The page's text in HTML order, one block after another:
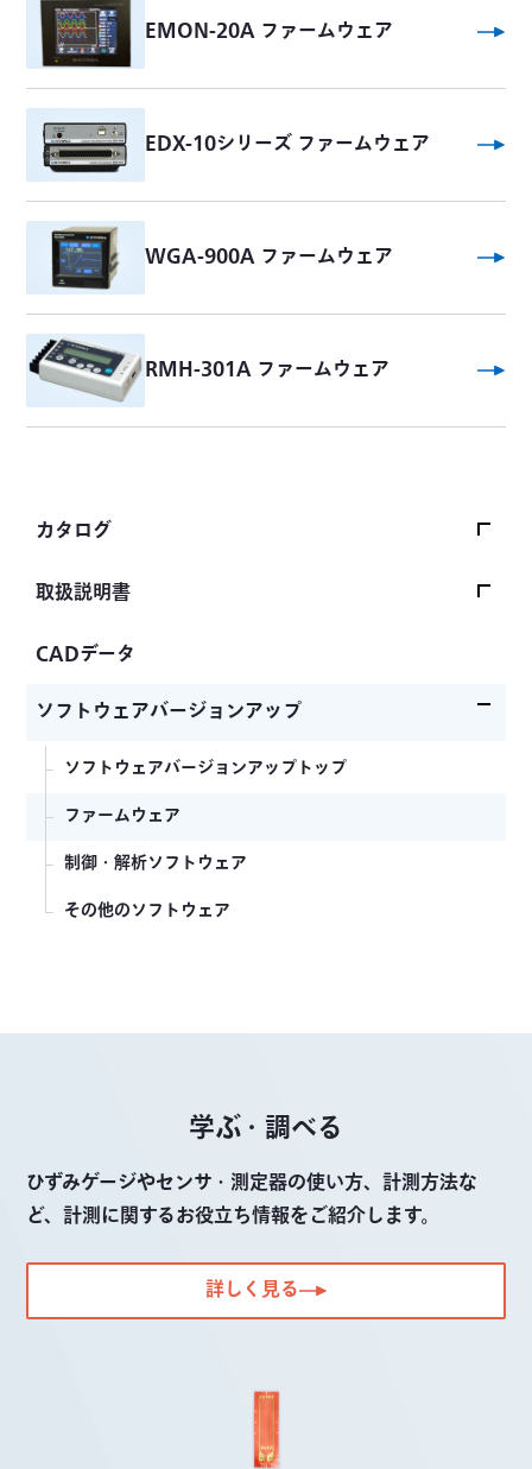
EMON-20A ファームウェア
EDX-10シリーズ ファームウェア
WGA-900A ファームウェア
RMH-301A ファームウェア
カタログ
カタログトップ
計測システム
ソフトウェア・アクセサリ
各種ナレッジ資料
旧製品カタログ
取扱説明書
取扱説明書トップ
ひずみゲージ
ブリッジボックス
CADデータ
ソフトウェアバージョンアップ
ソフトウェアバージョンアップトップ
ファームウェア
制御・解析ソフトウェア
その他のソフトウェア
学ぶ・調べる
ひずみゲージやセンサ・測定器の使い方、計測方法な
ど、計測に関するお役立ち情報をご紹介します。
詳しく見る